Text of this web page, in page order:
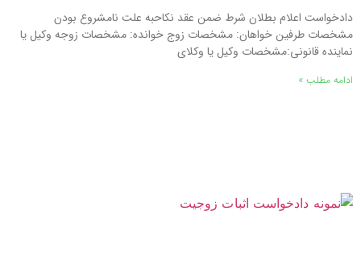
دادخواست اعلام بطلان شرط ضمن عقد نكاحبه علت نامشروع بودن
مشخصات طرفین خواهان: مشخصات زوج خوانده: مشخصات زوجه وکیل یا
نماینده قانونی:مشخصات وکیل یا وکلای
ادامه مطلب »